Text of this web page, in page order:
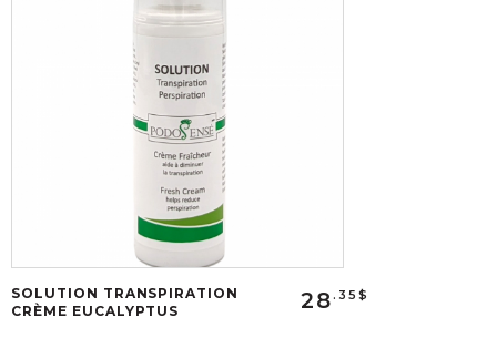
SOLUTION TRANSPIRATION
CRÈME EUCALYPTUS
28.35$